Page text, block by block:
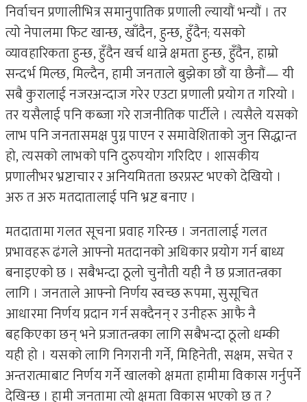
निर्वाचन प्रणालीभित्र समानुपातिक प्रणाली ल्यायौं भन्यौं । तर
त्यो नेपालमा फिट खान्छ, खाँदैन, हुन्छ, हुँदैन; यसको
व्यावहारिकता हुन्छ, हुँदैन खर्च धान्ने क्षमता हुन्छ, हुँदैन, हाम्रो
सन्दर्भ मिल्छ, मिल्दैन, हामी जनताले बुझेका छौं या छैनौं— यी
सबै कुरालाई नजरअन्दाज गरेर एउटा प्रणाली प्रयोग त गरियो ।
तर यसैलाई पनि कब्जा गरे राजनीतिक पार्टीले । त्यसैले यसको
लाभ पनि जनतासमक्ष पुग्न पाएन र समावेशिताको जुन सिद्धान्त
हो, त्यसको लाभको पनि दुरुपयोग गरिदिए । शासकीय
प्रणालीभर भ्रष्टाचार र अनियमितता छरप्रस्ट भएको देखियो ।
अरु त अरु मतदातालाई पनि भ्रष्ट बनाए ।
मतदातामा गलत सूचना प्रवाह गरिन्छ । जनतालाई गलत
प्रभावहरू ढंगले आफ्नो मतदानको अधिकार प्रयोग गर्न बाध्य
बनाइएको छ । सबैभन्दा ठूलो चुनौती यही नै छ प्रजातन्त्रका
लागि । जनताले आफ्नो निर्णय स्वच्छ रूपमा, सुसूचित
आधारमा निर्णय प्रदान गर्न सक्दैनन् र उनीहरू आफै नै
बहकिएका छन् भने प्रजातन्त्रका लागि सबैभन्दा ठूलो धम्की
यही हो । यसको लागि निगरानी गर्ने, मिहिनेती, सक्षम, सचेत र
अन्तरात्माबाट निर्णय गर्ने खालको क्षमता हामीमा विकास गर्नुपर्ने
देखिन्छ । हामी जनतामा त्यो क्षमता विकास भएको छ त ?